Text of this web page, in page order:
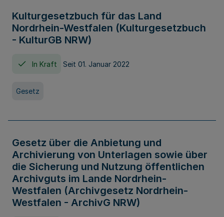
Kulturgesetzbuch für das Land
Nordrhein-Westfalen (Kulturgesetzbuch
- KulturGB NRW)
In Kraft Seit 01. Januar 2022
Gesetz
Gesetz über die Anbietung und
Archivierung von Unterlagen sowie über
die Sicherung und Nutzung öffentlichen
Archivguts im Lande Nordrhein-
Westfalen (Archivgesetz Nordrhein-
Westfalen - ArchivG NRW)